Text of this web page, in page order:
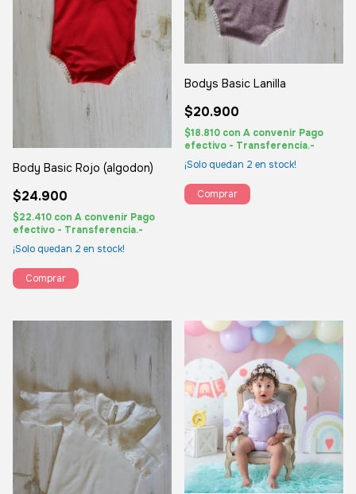
Body Basic Rojo (algodon)
$24.900
$22.410 con A convenir Pago
efectivo - Transferencia.-
¡Solo quedan 2 en stock!
Comprar
Bodys Basic Lanilla
$20.900
$18.810 con A convenir Pago
efectivo - Transferencia.-
¡Solo quedan 2 en stock!
Comprar